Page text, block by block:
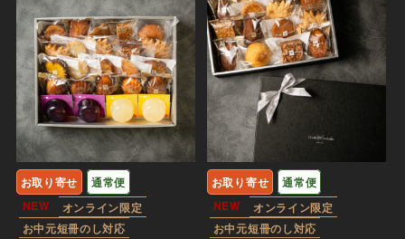
お取り寄せ
通常便
NEW
オンライン限定
お中元短冊のし対応
お取り寄せ
通常便
NEW
オンライン限定
お中元短冊のし対応